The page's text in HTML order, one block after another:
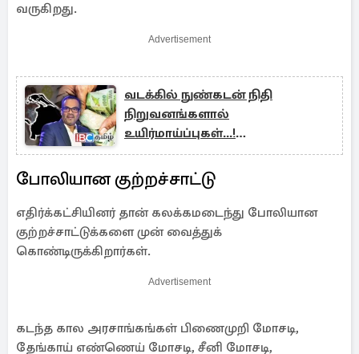
வருகிறது.
Advertisement
வடக்கில் நுண்கடன் நிதி
நிறுவனங்களால்
உயிர்மாய்ப்புகள்...!
குற்றச்சாட்டுக்கு அமைச்சர் பதில்
போலியான குற்றச்சாட்டு
எதிர்க்கட்சியினர் தான் கலக்கமடைந்து போலியான
குற்றச்சாட்டுக்களை முன் வைத்துக்
கொண்டிருக்கிறார்கள்.
Advertisement
கடந்த கால அரசாங்கங்கள் பிணைமுறி மோசடி,
தேங்காய் எண்ணெய் மோசடி, சீனி மோசடி,